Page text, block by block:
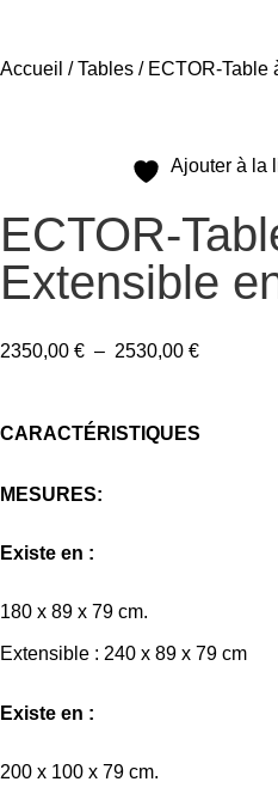
Accueil /Tables / ECTOR-Table
Ajouter à la
ECTOR-
Extensible
2350,00 € – 2530,00 €
CARACTÉRISTIQUES
MESURES:
Existe en :
180 x 89 x 79 cm.
Extensible : 240 x 89 x 79 cm
Existe en :
200 x 100 x 79 cm.